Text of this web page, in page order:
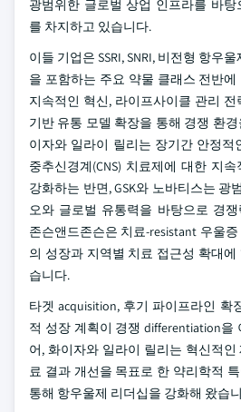
광범위한 글로벌 상업 인프라를 바
를 차지하고 있습니다.
이들 기업은 SSRI, SNRI, 비전형 항우
을 포함하는 주요 약물 클래스 전반
지속적인 혁신, 라이프사이클 관리
기반 유통 모델 확장을 통해 경쟁 환
이자와 일라이 릴리는 장기간 안정적
중추신경계(CNS) 치료제에 대한 지
강화하는 반면, GSK와 노바티스는 광
오와 글로벌 유통력을 바탕으로 경
존슨앤드존슨은 치료-resistant 우울
의 성장과 지역별 치료 접근성 확대
습니다.
타겟 acquisition, 후기 파이프라인 확
적 성장 계획이 경쟁 differentiation을
어, 화이자와 일라이 릴리는 혁신적
료 결과 개선을 목표로 한 약리학적
통해 항우울제 리더십을 강화해 왔습